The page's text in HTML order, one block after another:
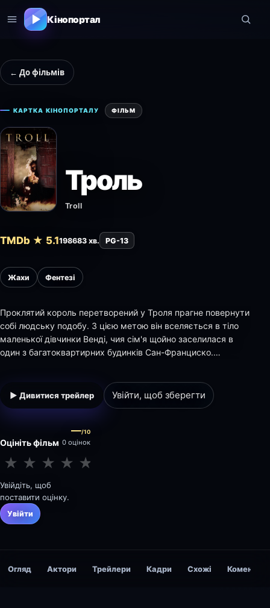
Кінопортал
← До фільмів
КАРТКА КІНОПОРТАЛУ ФІЛЬМ
Троль
Troll
TMDb ★ 5.1198683 хв. PG-13
Жахи Фентезі
Проклятий король перетворений у Троля прагне повернути
собі людську подобу. З цією метою він вселяється в тіло
маленької дівчинки Венді, чия сім'я щойно заселилася в
один з багатоквартирних будинків Сан-Франциско.
виявилася чаклункою.
▶ Дивитися трейлер Увійти, щоб зберегти
Оцініть фільм
—/10
0 оцінок
★ ★ ★ ★ ★
Увійдіть, щоб
поставити оцінку.
Увійти
Огляд Актори Трейлери Кадри Схожі Коментарі